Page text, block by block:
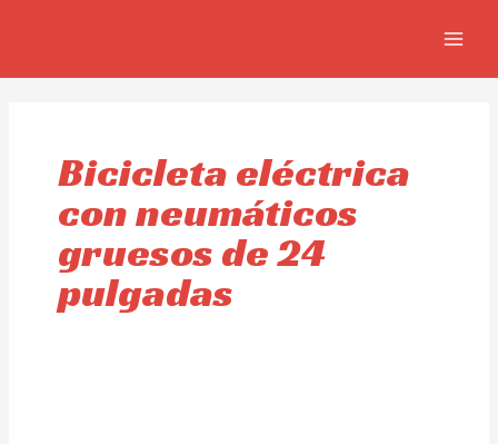
Bicicleta eléctrica
con neumáticos
gruesos de 24
pulgadas